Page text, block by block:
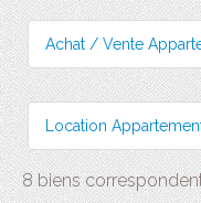
Achat / Vente
Location
8 biens